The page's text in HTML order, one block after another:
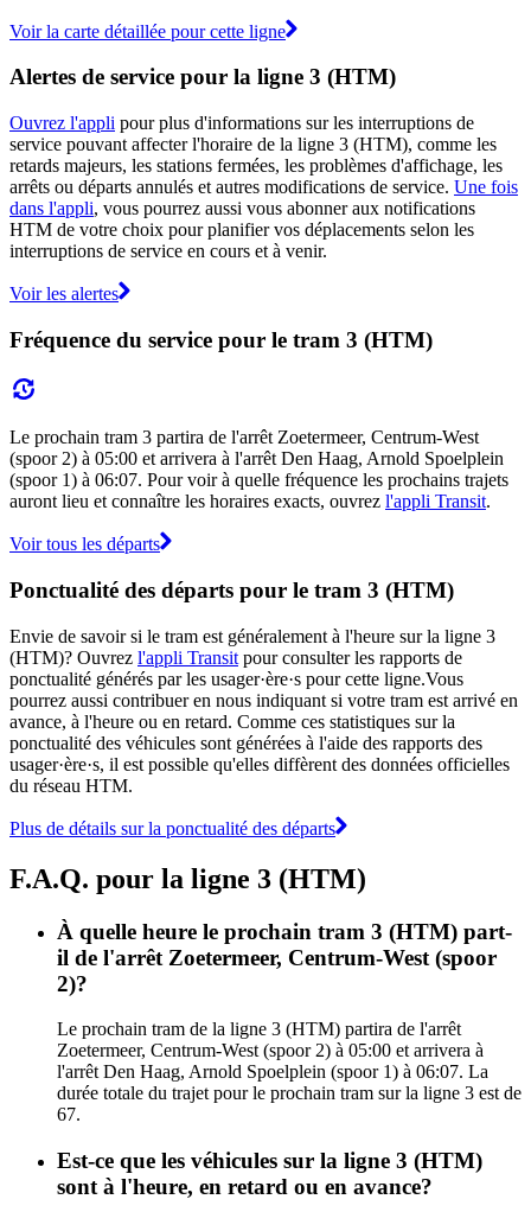
Voir la carte détaillée pour cette ligne
Alertes de service pour la ligne 3 (HTM)
Ouvrez l'appli pour plus d'informations sur les interruptions de
service pouvant affecter l'horaire de la ligne 3 (HTM), comme les
retards majeurs, les stations fermées, les problèmes d'affichage, les
arrêts ou départs annulés et autres modifications de service. Une fois
dans l'appli, vous pourrez aussi vous abonner aux notifications
HTM de votre choix pour planifier vos déplacements selon les
interruptions de service en cours et à venir.
Voir les alertes
Fréquence du service pour le tram 3 (HTM)
Le prochain tram 3 partira de l'arrêt Zoetermeer, Centrum-West
(spoor 2) à 05:00 et arrivera à l'arrêt Den Haag, Arnold Spoelplein
(spoor 1) à 06:07. Pour voir à quelle fréquence les prochains trajets
auront lieu et connaître les horaires exacts, ouvrez l'appli Transit.
Voir tous les départs
Ponctualité des départs pour le tram 3 (HTM)
Envie de savoir si le tram est généralement à l'heure sur la ligne 3
(HTM)? Ouvrez l'appli Transit pour consulter les rapports de
ponctualité générés par les usager·ère·s pour cette ligne.Vous
pourrez aussi contribuer en nous indiquant si votre tram est arrivé en
avance, à l'heure ou en retard. Comme ces statistiques sur la
ponctualité des véhicules sont générées à l'aide des rapports des
usager·ère·s, il est possible qu'elles diffèrent des données officielles
du réseau HTM.
Plus de détails sur la ponctualité des départs
F.A.Q. pour la ligne 3 (HTM)
À quelle heure le prochain tram 3 (HTM) part-
il de l'arrêt Zoetermeer, Centrum-West (spoor
2)?
Le prochain tram de la ligne 3 (HTM) partira de l'arrêt
Zoetermeer, Centrum-West (spoor 2) à 05:00 et arrivera à
l'arrêt Den Haag, Arnold Spoelplein (spoor 1) à 06:07. La
durée totale du trajet pour le prochain tram sur la ligne 3 est de
67.
Est-ce que les véhicules sur la ligne 3 (HTM)
sont à l'heure, en retard ou en avance?